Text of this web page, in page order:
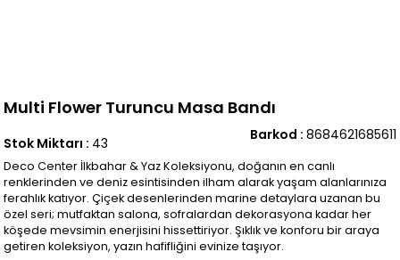
Multi Flower Turuncu Masa Bandı
Barkod : 8684621685611
Stok Miktarı : 43
Deco Center İlkbahar & Yaz Koleksiyonu, doğanın en canlı
renklerinden ve deniz esintisinden ilham alarak yaşam alanlarınıza
ferahlık katıyor. Çiçek desenlerinden marine detaylara uzanan bu
özel seri; mutfaktan salona, sofralardan dekorasyona kadar her
köşede mevsimin enerjisini hissettiriyor. Şıklık ve konforu bir araya
getiren koleksiyon, yazın hafifliğini evinize taşıyor.